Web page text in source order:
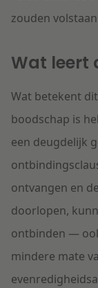
zouden
Wat leert
Wat betekent
boodschap is
een deugdelijk
ontvangen en
doorlopen,
ontbinden —
mindere mate